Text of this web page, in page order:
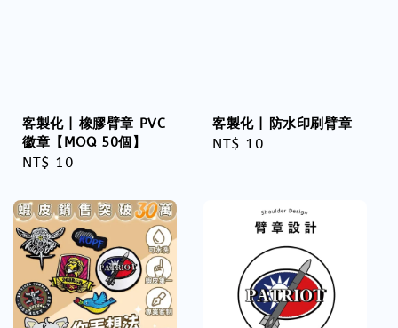
客製化 | 橡膠臂章 PVC
徽章【MOQ 50個】
Regular
NT$ 10
客製化 | 防水印刷臂章
Regular
NT$ 10